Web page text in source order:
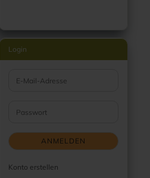
Login
E-Mail-Adresse
Passwort
ANMELDEN
Konto erstellen